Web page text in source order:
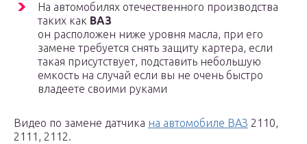
На автомобилях отечественного производства
таких как ВАЗ
он расположен ниже уровня масла, при его
замене требуется снять защиту картера, если
такая присутствует, подставить небольшую
емкость на случай если вы не очень быстро
владеете своими руками
Видео по замене датчика на автомобиле ВАЗ 2110,
2111, 2112.